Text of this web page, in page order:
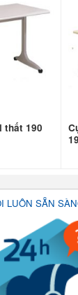
thất 190
LUÔN SẴN